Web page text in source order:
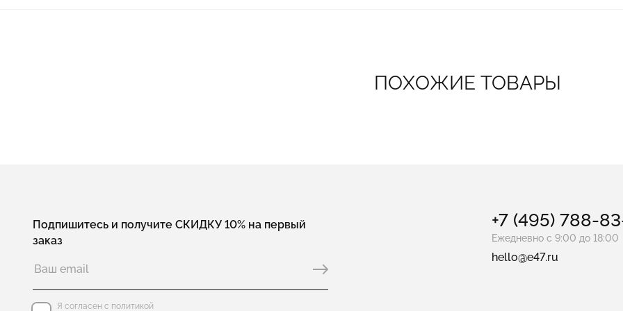
ПОХОЖИЕ ТОВАРЫ
Подпишитесь и получите СКИДКУ 10% на первый
заказ
Я согласен с политикой
+7 (495) 788-
Ежедневно с 9:00 до 18:00
hello@e47.ru